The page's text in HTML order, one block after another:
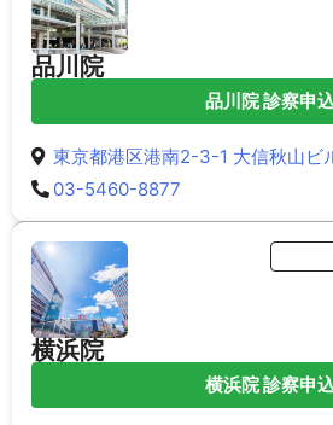
品川院
品川院 診察申
東京都港区港南2-3-1 大信秋山ビ
03-5460-8877
横浜院
横浜院 診察申